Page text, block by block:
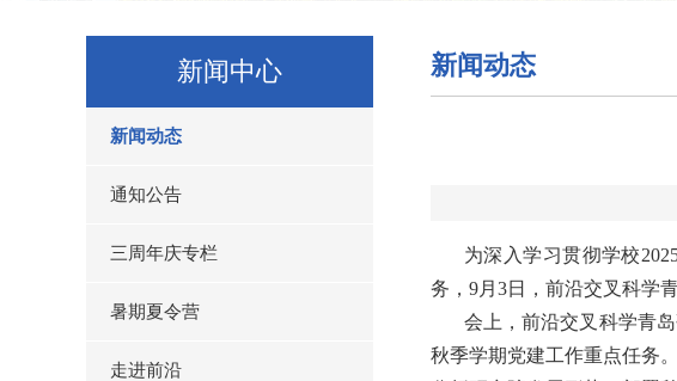
新闻中心
新闻动态
通知公告
三周年庆专栏
暑期夏令营
走进前沿
新闻动态
为深入学习贯彻学校
务， 9月 3日，前沿交叉科学
会上，前沿交叉科学青
秋季学期党建工作重点任务